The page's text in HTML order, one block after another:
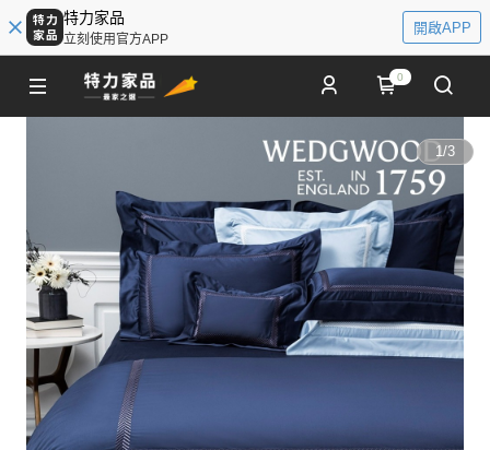
特力家品
立刻使用官方APP
開啟APP
0
1/3